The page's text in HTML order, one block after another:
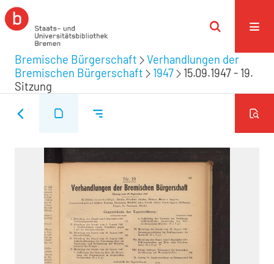
Bremische Bürgerschaft
Verhandlungen der
Bremischen Bürgerschaft
1947
15.09.1947 - 19.
Sitzung